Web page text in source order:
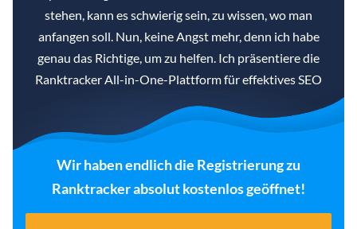
stehen, kann es schwierig sein, zu wissen, wo man
anfangen soll. Nun, keine Angst mehr, denn ich habe
genau das Richtige, um zu helfen. Ich präsentiere die
Ranktracker All-in-One-Plattform für effektives SEO
Wir haben endlich die Registrierung zu
Ranktracker absolut kostenlos geöffnet!